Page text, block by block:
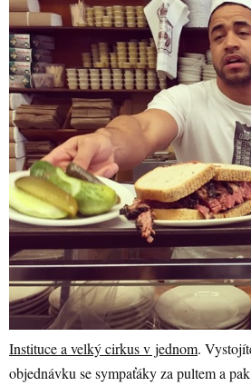
Instituce a velký cirkus v jednom.
objednávku se sympaťáky za pultem a